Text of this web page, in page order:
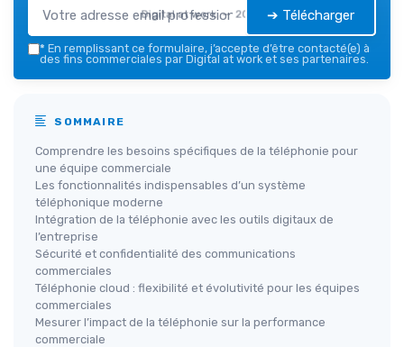
Digital at work — 2026 ➔ Télécharger
* En remplissant ce formulaire, j’accepte d’être contacté(e) à
des fins commerciales par Digital at work et ses partenaires.
SOMMAIRE
Comprendre les besoins spécifiques de la téléphonie pour
une équipe commerciale
Les fonctionnalités indispensables d’un système
téléphonique moderne
Intégration de la téléphonie avec les outils digitaux de
l’entreprise
Sécurité et confidentialité des communications
commerciales
Téléphonie cloud : flexibilité et évolutivité pour les équipes
commerciales
Mesurer l’impact de la téléphonie sur la performance
commerciale